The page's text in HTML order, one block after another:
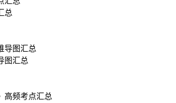
总
图汇总